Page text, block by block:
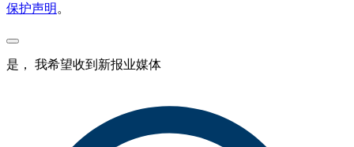
保护声明 。
是， 我希望收到新报业媒体